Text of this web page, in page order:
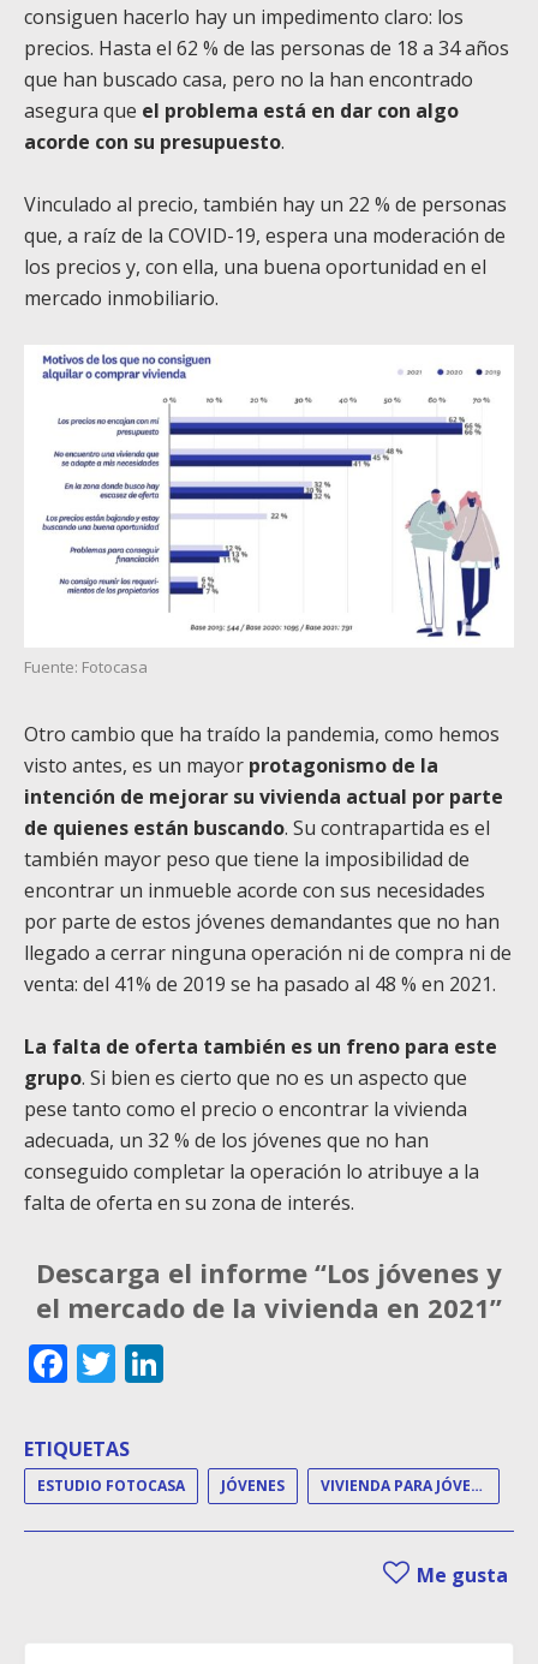
consiguen hacerlo hay un impedimento claro: los
precios. Hasta el 62 % de las personas de 18 a 34 años
que han buscado casa, pero no la han encontrado
asegura que el problema está en dar con algo
acorde con su presupuesto.
Vinculado al precio, también hay un 22 % de personas
que, a raíz de la COVID-19, espera una moderación de
los precios y, con ella, una buena oportunidad en el
mercado inmobiliario.
Fuente: Fotocasa
Otro cambio que ha traído la pandemia, como hemos
visto antes, es un mayor protagonismo de la
intención de mejorar su vivienda actual por parte
de quienes están buscando. Su contrapartida es el
también mayor peso que tiene la imposibilidad de
encontrar un inmueble acorde con sus necesidades
por parte de estos jóvenes demandantes que no han
llegado a cerrar ninguna operación ni de compra ni de
venta: del 41% de 2019 se ha pasado al 48 % en 2021.
La falta de oferta también es un freno para este
grupo. Si bien es cierto que no es un aspecto que
pese tanto como el precio o encontrar la vivienda
adecuada, un 32 % de los jóvenes que no han
conseguido completar la operación lo atribuye a la
falta de oferta en su zona de interés.
Descarga el informe “Los jóvenes y
el mercado de la vivienda en 2021”
Facebook
Twitter
ETIQUETAS
ESTUDIO FOTOCASA JÓVENES VIVIENDA PARA JÓVENES
Me gusta